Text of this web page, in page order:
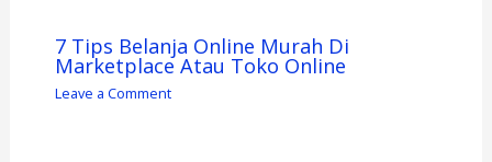
7 Tips Belanja Online Murah Di
Marketplace Atau Toko Online
Leave a Comment